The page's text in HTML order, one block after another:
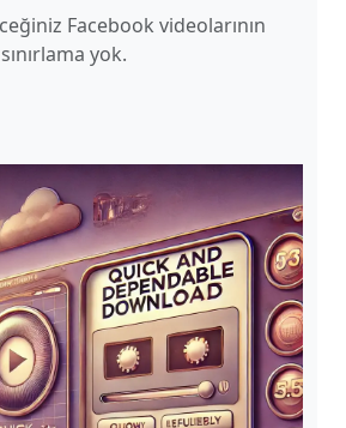
Facebook videolarının
yok.